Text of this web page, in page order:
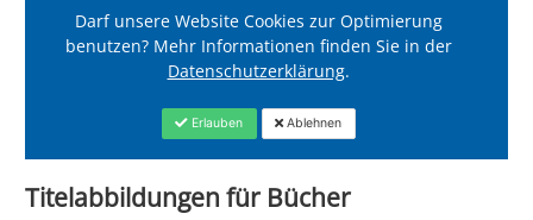
Darf unsere Website Cookies zur Optimierung
benutzen? Mehr Informationen finden Sie in der
Datenschutzerklärung.
Erlauben Ablehnen
Titelabbildungen für Bücher